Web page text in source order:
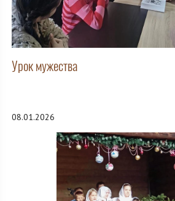
Урок мужества
08.01.2026